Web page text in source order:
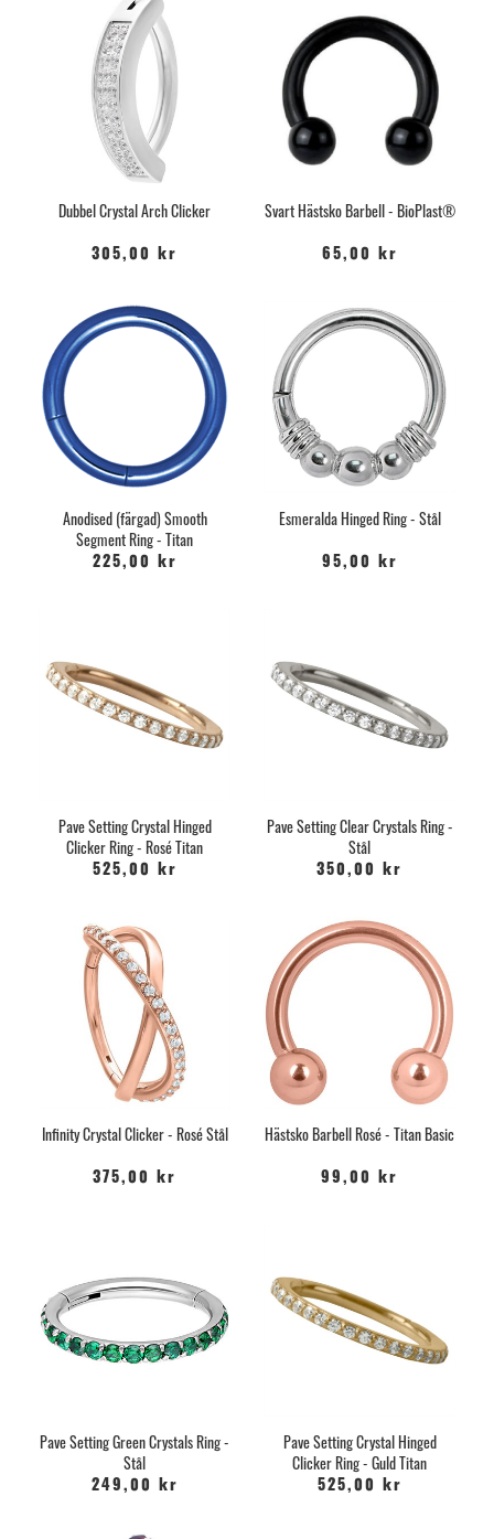
Dubbel Crystal Arch Clicker
305,00 kr
Svart Hästsko Barbell - BioPlast®
65,00 kr
Anodised (färgad) Smooth
Segment Ring - Titan
225,00 kr
Esmeralda Hinged Ring - Stål
95,00 kr
Pave Setting Crystal Hinged
Clicker Ring - Rosé Titan
525,00 kr
Pave Setting Clear Crystals Ring -
Stål
350,00 kr
Infinity Crystal Clicker - Rosé Stål
375,00 kr
Hästsko Barbell Rosé - Titan Basic
99,00 kr
Pave Setting Green Crystals Ring -
Stål
249,00 kr
Pave Setting Crystal Hinged
Clicker Ring - Guld Titan
525,00 kr